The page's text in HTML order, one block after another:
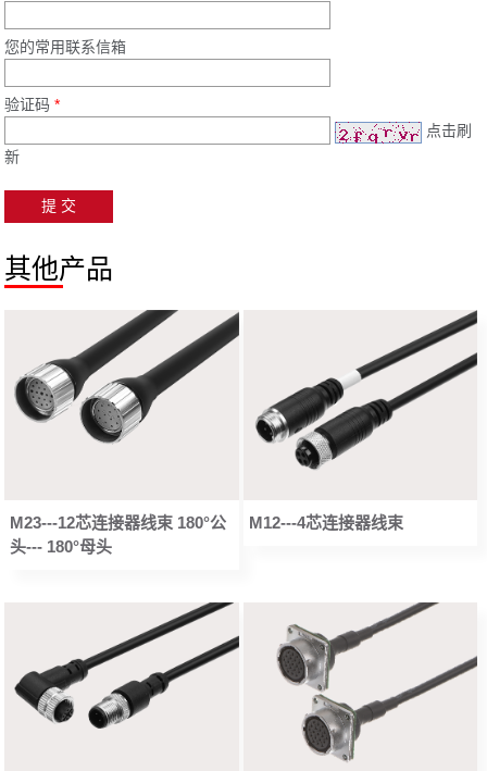
您的常用联系信箱
验证码*
点击刷
新
其他产品
M23---12芯连接器线束 180°公
头--- 180°母头
M12---4芯连接器线束